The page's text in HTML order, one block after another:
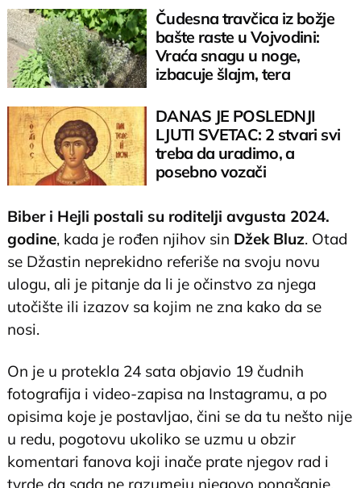
Čudesna travčica iz božje
bašte raste u Vojvodini:
Vraća snagu u noge,
izbacuje šlajm, tera
DANAS JE POSLEDNJI
LJUTI SVETAC: 2 stvari svi
treba da uradimo, a
posebno vozači
Biber i Hejli postali su roditelji avgusta 2024.
godine, kada je rođen njihov sin Džek Bluz. Otad
se Džastin neprekidno referiše na svoju novu
ulogu, ali je pitanje da li je očinstvo za njega
utočište ili izazov sa kojim ne zna kako da se
nosi.
On je u protekla 24 sata objavio 19 čudnih
fotografija i video-zapisa na Instagramu, a po
opisima koje je postavljao, čini se da tu nešto nije
u redu, pogotovu ukoliko se uzmu u obzir
komentari fanova koji inače prate njegov rad i